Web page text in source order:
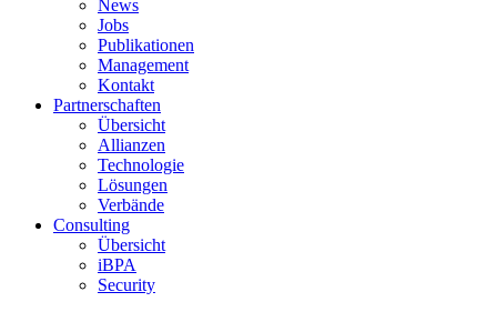
News
Jobs
Publikationen
Management
Kontakt
Partnerschaften
Übersicht
Allianzen
Technologie
Lösungen
Verbände
Consulting
Übersicht
iBPA
Security